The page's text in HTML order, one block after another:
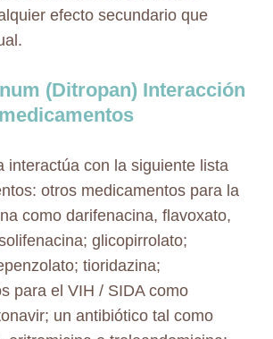
efecto secundario que
(Ditropan) Interacción
interactúa con la siguiente lista
otros medicamentos para la
como darifenacina, flavoxato,
glicopirrolato;
tioridazina;
para el VIH / SIDA como
un antibiótico tal como